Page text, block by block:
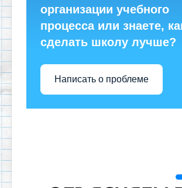
организации учебного
процесса или знаете,
сделать школу лучше?
Написать о проблеме